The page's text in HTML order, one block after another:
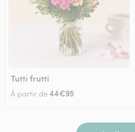
Tutti frutti
À partir de44€95